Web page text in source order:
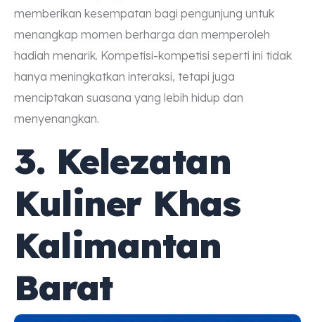
memberikan kesempatan bagi pengunjung untuk
menangkap momen berharga dan memperoleh
hadiah menarik. Kompetisi-kompetisi seperti ini tidak
hanya meningkatkan interaksi, tetapi juga
menciptakan suasana yang lebih hidup dan
menyenangkan.
3. Kelezatan
Kuliner Khas
Kalimantan
Barat